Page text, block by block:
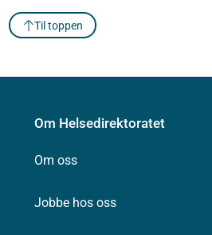
Til toppen
Om Helsedirektoratet
Om oss
Jobbe hos oss